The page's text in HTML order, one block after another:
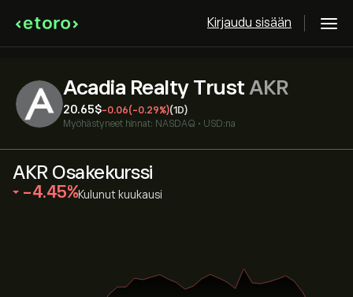
Kirjaudu sisään
Acadia Realty Trust AKR
20.65‎$‎-0.06(-0.29%)(1D)
Myöhästyneet hinnat: NASDAQ • USD:na
AKR Osakekurssi
‎-4.45‎ Kulunut kuukausi